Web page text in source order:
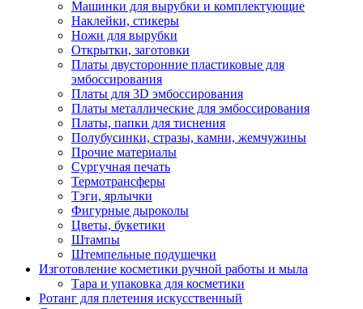
Машинки для вырубки и комплектующие
Наклейки, стикеры
Ножи для вырубки
Открытки, заготовки
Платы двусторонние пластиковые для
эмбоссирования
Платы для 3D эмбоссирования
Платы металлические для эмбоссирования
Платы, папки для тиснения
Полубусинки, стразы, камни, жемчужины
Прочие материалы
Сургучная печать
Термотрансферы
Тэги, ярлычки
Фигурные дыроколы
Цветы, букетики
Штампы
Штемпельные подушечки
Изготовление косметики ручной работы и мыла
Тара и упаковка для косметики
Ротанг для плетения искусственный